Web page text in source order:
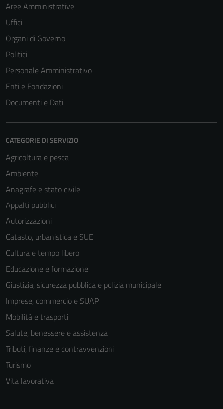
Aree Amministrative
Uffici
Organi di Governo
Politici
Personale Amministrativo
Enti e Fondazioni
Documenti e Dati
CATEGORIE DI SERVIZIO
Agricoltura e pesca
Ambiente
Anagrafe e stato civile
Appalti pubblici
Autorizzazioni
Catasto, urbanistica e SUE
Cultura e tempo libero
Educazione e formazione
Giustizia, sicurezza pubblica e polizia municipale
Imprese, commercio e SUAP
Mobilità e trasporti
Salute, benessere e assistenza
Tributi, finanze e contravvenzioni
Turismo
Vita lavorativa
del sito e non